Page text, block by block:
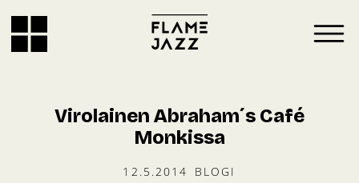
Virolainen Abraham´s Café
Monkissa
12.5.2014 BLOGI